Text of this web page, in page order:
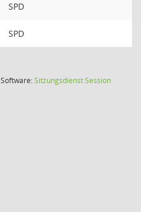
SPD
SPD
Software:SitzungsdienstSession(Wird in